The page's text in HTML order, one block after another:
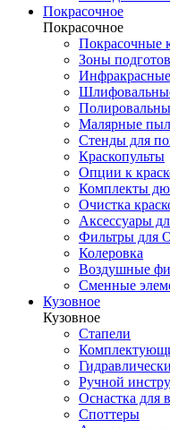
Покрасочное
Покрасочное
Покрасочные
Зоны
Малярные
Стенды для
Краскопульты
Опции к
Комплекты
Очистка
Аксессуары
Фильтры для
Колеровка
Воздушные
Сменные
Кузовное
Кузовное
Стапели
Ручной
Оснастка для
Споттеры